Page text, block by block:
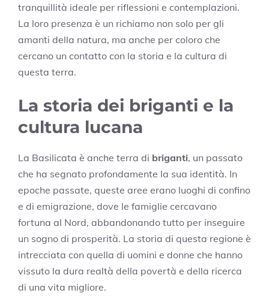
tranquillità ideale per riflessioni e contemplazioni.
La loro presenza è un richiamo non solo per gli
amanti della natura, ma anche per coloro che
cercano un contatto con la storia e la cultura di
questa terra.
La storia dei briganti e la
cultura lucana
La Basilicata è anche terra di briganti, un passato
che ha segnato profondamente la sua identità. In
epoche passate, queste aree erano luoghi di confino
e di emigrazione, dove le famiglie cercavano
fortuna al Nord, abbandonando tutto per inseguire
un sogno di prosperità. La storia di questa regione è
intrecciata con quella di uomini e donne che hanno
vissuto la dura realtà della povertà e della ricerca
di una vita migliore.